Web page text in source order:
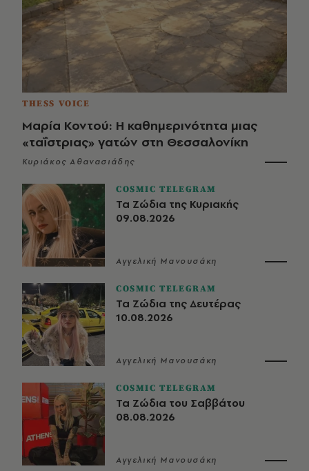
THESS VOICE
Μαρία Κοντού: Η καθημερινότητα μιας
«ταΐστριας» γατών στη Θεσσαλονίκη
Κυριάκος Αθανασιάδης
COSMIC TELEGRAM
Τα Ζώδια της Κυριακής
09.08.2026
Αγγελική Μανουσάκη
COSMIC TELEGRAM
Τα Ζώδια της Δευτέρας
10.08.2026
Αγγελική Μανουσάκη
COSMIC TELEGRAM
Τα Ζώδια του Σαββάτου
08.08.2026
Αγγελική Μανουσάκη